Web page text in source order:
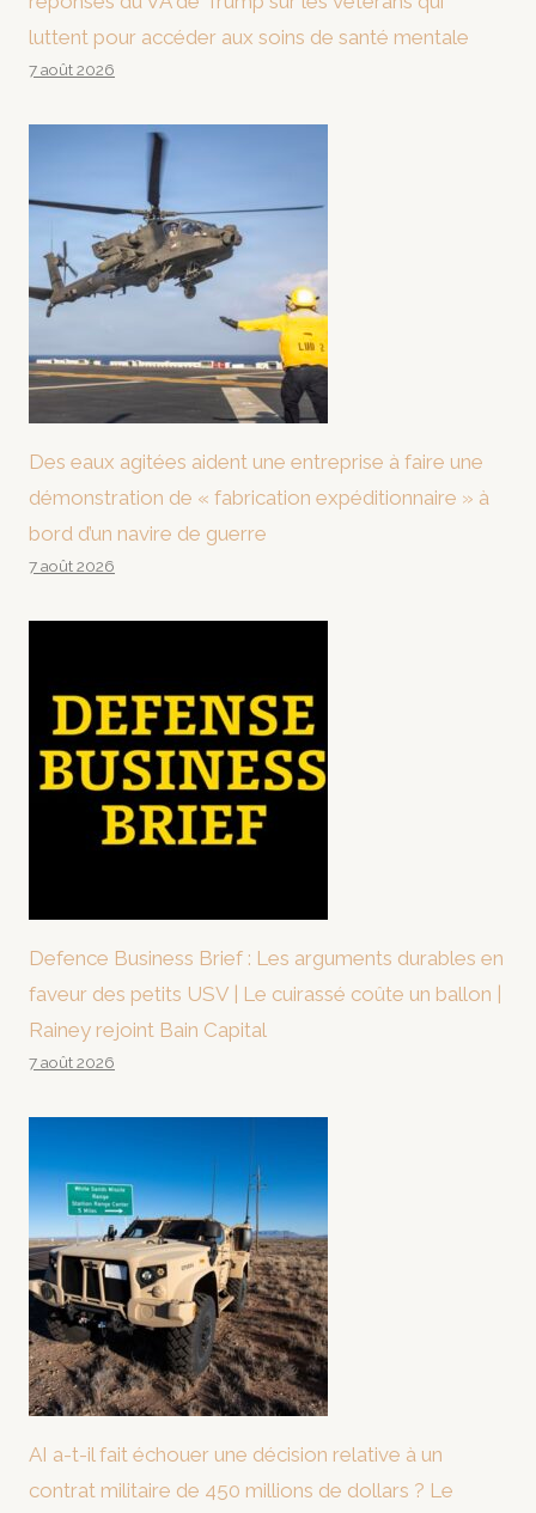
luttent pour accéder aux soins de santé mentale
7 août 2026
Des eaux agitées aident une entreprise à faire une
démonstration de « fabrication expéditionnaire » à
bord d’un navire de guerre
7 août 2026
Defence Business Brief : Les arguments durables en
faveur des petits USV | Le cuirassé coûte un ballon |
Rainey rejoint Bain Capital
7 août 2026
AI a-t-il fait échouer une décision relative à un
contrat militaire de 450 millions de dollars ? Le